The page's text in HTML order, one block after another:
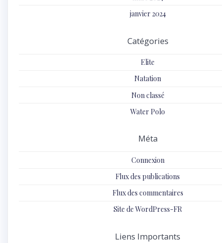
janvier 2024
Catégories
Elite
Natation
Non classé
Water Polo
Méta
Connexion
Flux des publications
Flux des commentaires
Site de WordPress-FR
Liens Importants